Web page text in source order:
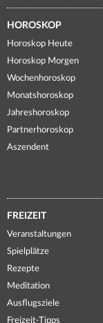
HOROSKOP
Horoskop Heute
Horoskop Morgen
Wochenhoroskop
Monatshoroskop
Jahreshoroskop
Partnerhoroskop
Aszendent
FREIZEIT
Veranstaltungen
Spielplätze
Rezepte
Meditation
Ausflugsziele
Freizeit-Tipps